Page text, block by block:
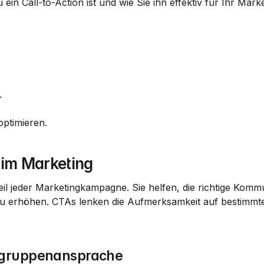
ein Call-to-Action ist und wie Sie ihn effektiv für Ihr
Marketing
jeder Marketingkampagne. Sie helfen, die richtige
CTAs lenken die Aufmerksamkeit auf